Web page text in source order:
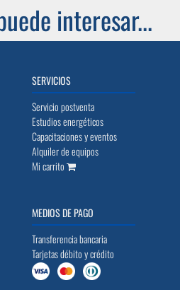
interesar...
SERVICIOS
Servicio postventa
Estudios energéticos
Capacitaciones y eventos
Alquiler de equipos
Mi carrito
MEDIOS DE PAGO
Transferencia bancaria
Tarjetas débito y crédito